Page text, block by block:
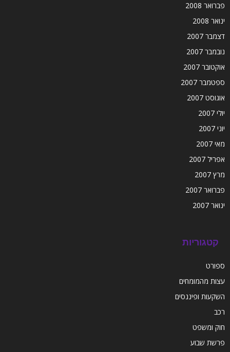
פברואר 2008
ינואר 2008
דצמבר 2007
נובמבר 2007
אוקטובר 2007
ספטמבר 2007
אוגוסט 2007
יולי 2007
יוני 2007
מאי 2007
אפריל 2007
מרץ 2007
פברואר 2007
ינואר 2007
קטגוריות
ספורט
עצות מהמומחים
השקעות ופיננסים
רכב
חוק ומשפט
פרשת שבוע